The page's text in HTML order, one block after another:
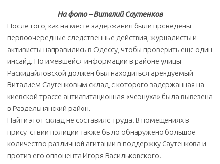
На фото – Виталий Саутенков
После того, как на месте задержания были проведены
первоочередные следственные действия, журналисты и
активисты направились в Одессу, чтобы проверить еще один
инсайд. По имевшейся информации в районе улицы
Раскидайловской должен был находиться арендуемый
Виталием Саутенковым склад, с которого задержанная на
киевской трассе антиагитационная «чернуха» была вывезена
в Раздельнянский район.
Найти этот склад не составило труда. В помещениях в
присутствии полиции также было обнаружено большое
количество различной агитации в поддержку Саутенкова и
против его оппонента Игоря Васильковского.